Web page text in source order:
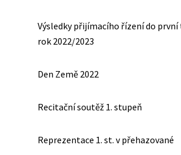
Výsledky přijímacího řízení do
rok 2022/2023
Den Země 2022
Recitační soutěž 1. stupeň
Reprezentace 1. st. v přehazované